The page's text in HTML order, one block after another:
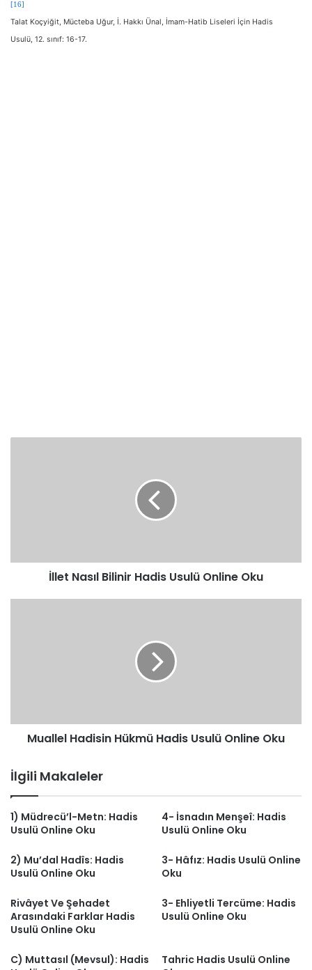
[16]
Talat Koçyiğit, Mücteba Uğur, İ. Hakkı Ünal, İmam-Hatib Liseleri İçin Hadis
Usulü, 12. sınıf: 16-17.
İllet Nasıl Bilinir Hadis Usulü Online Oku
Muallel Hadisin Hükmü Hadis Usulü Online Oku
İlgili Makaleler
1) Müdrecü’l-Metn: Hadis
Usulü Online Oku
4- İsnadın Menşeî: Hadis
Usulü Online Oku
2) Mu’dal Hadîs: Hadis
Usulü Online Oku
3- Hâfız: Hadis Usulü Online
Oku
Rivâyet Ve Şehadet
Arasındaki Farklar Hadis
Usulü Online Oku
3- Ehliyetli Tercüme: Hadis
Usulü Online Oku
C) Muttasıl (Mevsul): Hadis
Tahric Hadis Usulü Online